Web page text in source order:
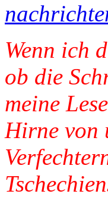
Wenn ich
ob die
meine
Hirne von